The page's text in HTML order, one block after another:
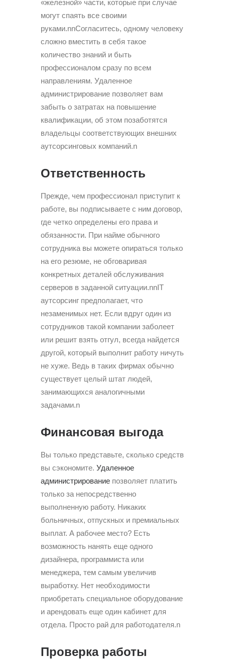
«железной» части, которые при случае
могут спаять все своими
руками.nnСогласитесь, одному человеку
сложно вместить в себя такое
количество знаний и быть
профессионалом сразу по всем
направлениям. Удаленное
администрирование позволяет вам
забыть о затратах на повышение
квалификации, об этом позаботятся
владельцы соответствующих внешних
аутсорсинговых компаний.n
Ответственность
Прежде, чем профессионал приступит к
работе, вы подписываете с ним договор,
где четко определены его права и
обязанности. При найме обычного
сотрудника вы можете опираться только
на его резюме, не обговаривая
конкретных деталей обслуживания
серверов в заданной ситуации.nnIT
аутсорсинг предполагает, что
незаменимых нет. Если вдруг один из
сотрудников такой компании заболеет
или решит взять отгул, всегда найдется
другой, который выполнит работу ничуть
не хуже. Ведь в таких фирмах обычно
существует целый штат людей,
занимающихся аналогичными
задачами.n
Финансовая выгода
Вы только представьте, сколько средств
вы сэкономите. Удаленное
администрирование позволяет платить
только за непосредственно
выполненную работу. Никаких
больничных, отпускных и премиальных
выплат. А рабочее место? Есть
возможность нанять еще одного
дизайнера, программиста или
менеджера, тем самым увеличив
выработку. Нет необходимости
приобретать специальное оборудование
и арендовать еще один кабинет для
отдела. Просто рай для работодателя.n
Проверка работы